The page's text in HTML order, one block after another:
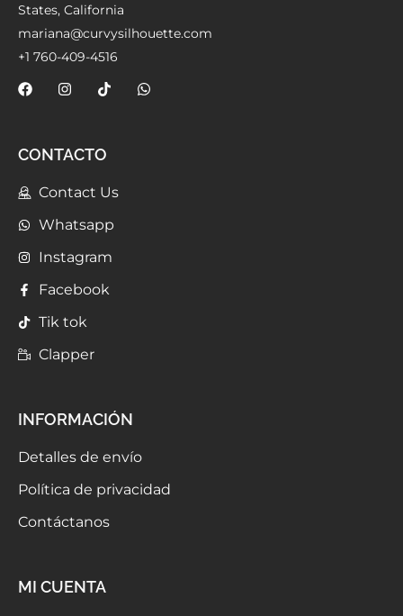
States, California
mariana@curvysilhouette.com
+1 760-409-4516
CONTACTO
Contact Us
Whatsapp
Instagram
Facebook
Tik tok
Clapper
INFORMACIÓN
Detalles de envío
Política de privacidad
Contáctanos
MI CUENTA